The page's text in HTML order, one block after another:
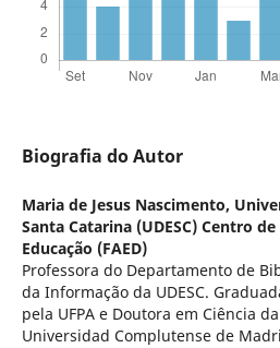
Biografia do Autor
Maria de Jesus Nascimento,
Santa Catarina (UDESC) Centro
Educação (FAED)
Professora do Departamento de
da Informação da UDESC.
pela UFPA e Doutora em Ciência
Universidad Complutense de